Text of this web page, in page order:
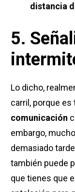
distancia
5.
Lo dicho,
carril, porque es
comunicación
embargo,
demasiado
también puede
que tienes que